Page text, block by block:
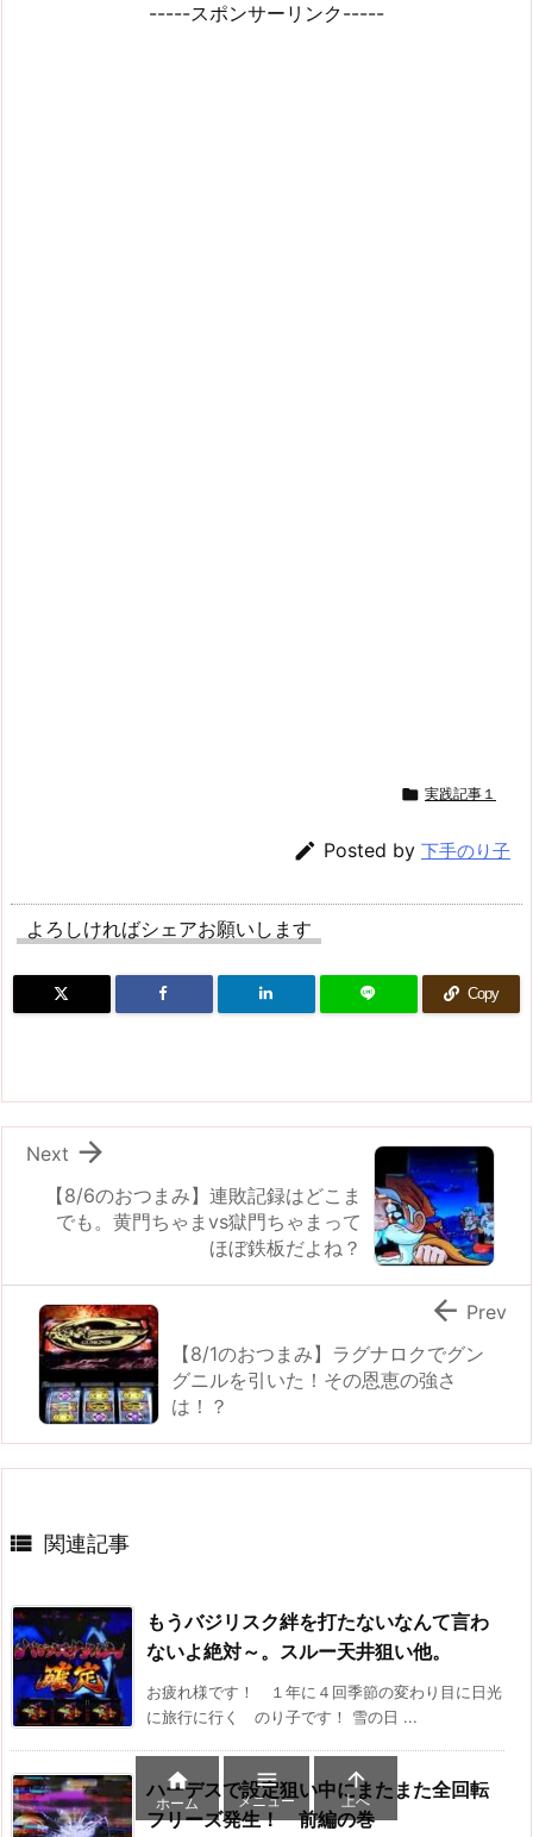
-----スポンサーリンク-----
 実践記事１
 Posted by 下手のり子
よろしければシェアお願いします
Copy
【8/6のおつまみ】連敗記録はどこま
でも。黄門ちゃまvs獄門ちゃまって
ほぼ鉄板だよね？

Next
【8/1のおつまみ】ラグナロクでグン
グニルを引いた！その恩恵の強さ
は！？
 Prev
 関連記事
もうバジリスク絆を打たないなんて言わ
ないよ絶対～。スルー天井狙い他。
お疲れ様です！ １年に４回季節の変わり目に日光
に旅行に行く のり子です！ 雪の日 ...
ハーデスで設定狙い中にまたまた全回転
フリーズ発生！ 前編の巻

ホーム

メニュー

上へ